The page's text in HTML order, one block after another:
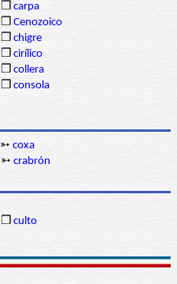
❒ carpa
❒ Cenozoico
❒ chigre
❒ cirílico
❒ collera
❒ consola
➳ coxa
➳ crabrón
❒ culto